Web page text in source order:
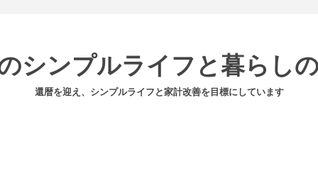
シンプルライフと暮らし
還暦を迎え、シンプルライフと家計改善を目標にしています